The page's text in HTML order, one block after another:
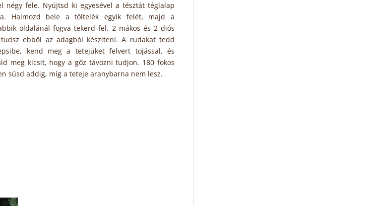
négy fele. Nyújtsd ki egyesével a tésztát téglalap
Halmozd bele a töltelék egyik felét, majd a
oldalánál fogva tekerd fel. 2 mákos és 2 diós
ebből az adagból készíteni. A rudakat tedd
kend meg a tetejüket felvert tojással, és
meg kicsit, hogy a gőz távozni tudjon. 180 fokos
süsd addig, míg a teteje aranybarna nem lesz.